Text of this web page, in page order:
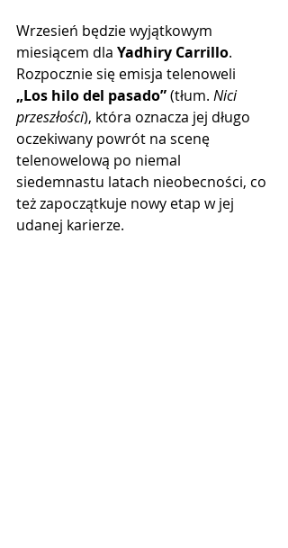
Wrzesień będzie wyjątkowym
miesiącem dla Yadhiry Carrillo.
Rozpocznie się emisja telenoweli
„Los hilo del pasado” (tłum. Nici
przeszłości), która oznacza jej długo
oczekiwany powrót na scenę
telenowelową po niemal
siedemnastu latach nieobecności, co
też zapoczątkuje nowy etap w jej
udanej karierze.